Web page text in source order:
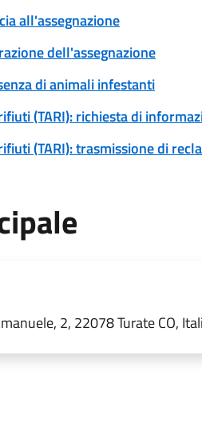
all'assegnazione
dell'assegnazione
di animali infestanti
(TARI): richiesta di
(TARI): trasmissione di
2, 22078 Turate CO,